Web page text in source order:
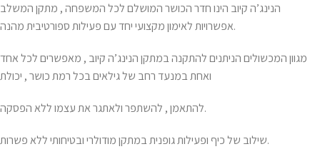
הנינג’ה קיוב הינו חדר הכושר המושלם לכל המשפחה , מתקן המשלב
אפשרויות לאימון מקצועי יחד עם פעילות ספורטיבית מהנה.
מגוון המכשולים הניתנים להתקנה במתקן הנינג’ה קיוב , מאפשרים לכל אחד
ואחת במנעד רחב של גילאים בכל רמת כושר , יכולת
להתאמן , להשתפר ולאתגר את עצמו ללא הפסקה.
שילוב של כיף ופעילות גופנית במתקן מודולרי ובטיחותי ללא פשרות.